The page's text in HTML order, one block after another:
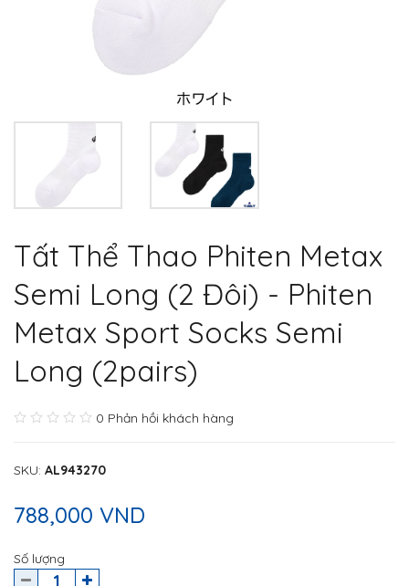
Tất Thể Thao Phiten Metax
Semi Long (2 Đôi) - Phiten
Metax Sport Socks Semi
Long (2pairs)
0 Phản hồi khách hàng
SKU: AL943270
788,000 VND
Số lượng